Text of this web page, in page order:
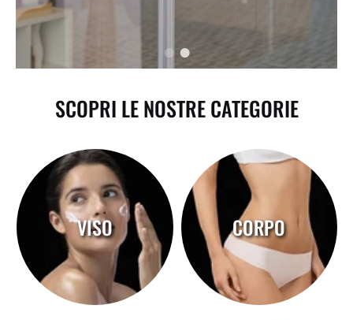
SCOPRI LE NOSTRE CATEGORIE
VISO CORPO